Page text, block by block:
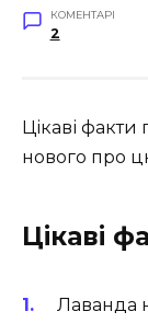
КОМЕНТАРІ
2
Цікаві факти
нового про
Цікаві
Лаванда